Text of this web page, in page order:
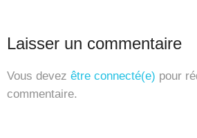
Laisser un commentaire
Vous devez être connecté(e) pour
commentaire.